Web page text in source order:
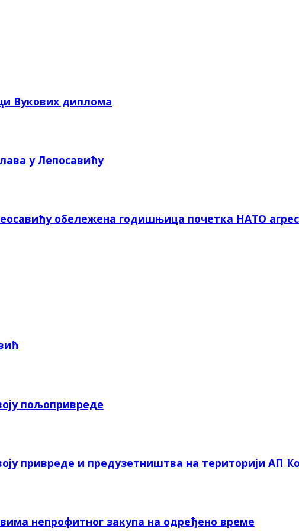
Вукових диплома
у Лепосавићу
обележена годишњица почетка НАТО
пољопривреде
привреде и предузетништва на територији АП
непрофитног закупа на одређено време